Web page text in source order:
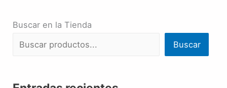
Buscar en la Tienda
Buscar